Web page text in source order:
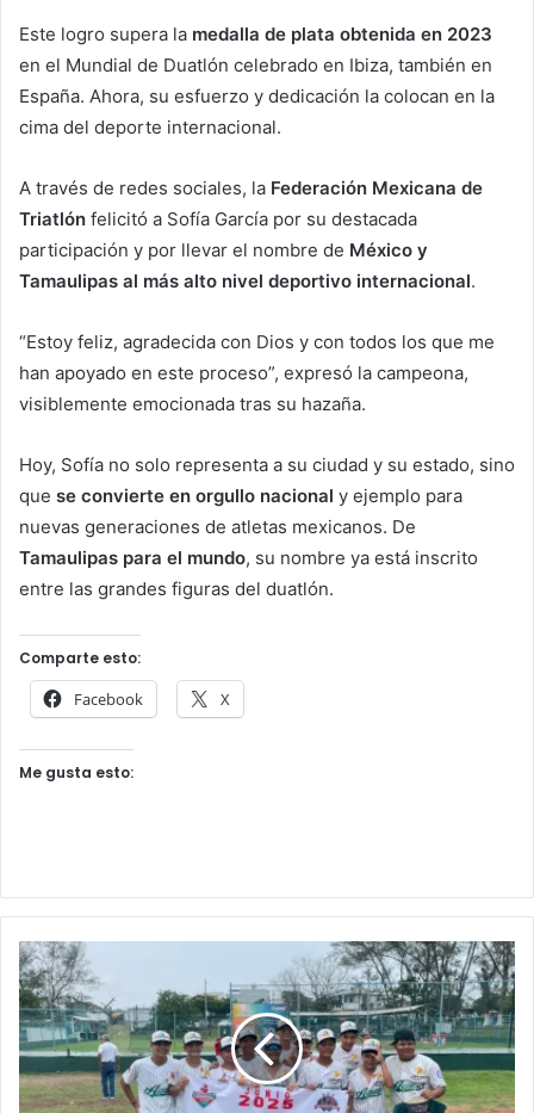
Este logro supera la medalla de plata obtenida en 2023
en el Mundial de Duatlón celebrado en Ibiza, también en
España. Ahora, su esfuerzo y dedicación la colocan en la
cima del deporte internacional.
A través de redes sociales, la Federación Mexicana de
Triatlón felicitó a Sofía García por su destacada
participación y por llevar el nombre de México y
Tamaulipas al más alto nivel deportivo internacional.
“Estoy feliz, agradecida con Dios y con todos los que me
han apoyado en este proceso”, expresó la campeona,
visiblemente emocionada tras su hazaña.
Hoy, Sofía no solo representa a su ciudad y su estado, sino
que se convierte en orgullo nacional y ejemplo para
nuevas generaciones de atletas mexicanos. De
Tamaulipas para el mundo, su nombre ya está inscrito
entre las grandes figuras del duatlón.
Comparte esto:
Facebook X
Me gusta esto: